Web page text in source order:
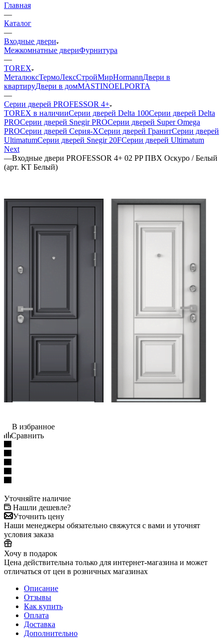
Главная
—
Каталог
—
Входные двери
Межкомнатные двериФурнитура
—
TOREX
МеталюксТермоЛексСтройМирHormannДвери в
квартируДвери в домMASTINOELPORTA
—
Серии дверей PROFESSOR 4+
TOREX в наличииСерии дверей Delta 100Серии дверей Delta
PROСерии дверей Snegir PROСерии дверей Super Omega
PROСерии дверей Серия-XСерии дверей ГранитСерии дверей
UltimatumСерии дверей Snegir 20FСерии дверей Ultimatum
Next
—Входные двери PROFESSOR 4+ 02 PP ПВХ Оскуро / Белый
(арт. КТ Белый)
В избранное
Сравнить
Уточняйте наличие
Нашли дешевле?
Уточнить цену
Наши менеджеры обязательно свяжутся с вами и уточнят
условия заказа
Хочу в подарок
Цена действительна только для интернет-магазина и может
отличаться от цен в розничных магазинах
Описание
Отзывы
Как купить
Оплата
Доставка
Дополнительно